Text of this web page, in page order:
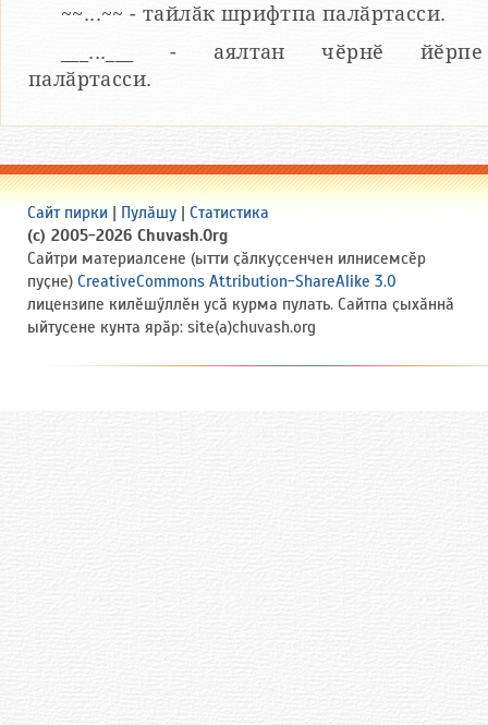
~~...~~ - тайлӑк шрифтпа палӑртасси.
___...___ - аялтан чӗрнӗ йӗрпе
палӑртасси.
Сайт пирки | Пулӑшу | Статистика
(c) 2005-2026 Chuvash.Org
Сайтри материалсене (ытти ҫӑлкуҫсенчен илнисемсӗр
пуҫне) CreativeCommons Attribution-ShareAlike 3.0
лицензипе килӗшӳллӗн усӑ курма пулать. Сайтпа ҫыхӑннӑ
ыйтусене кунта ярӑр: site(a)chuvash.org